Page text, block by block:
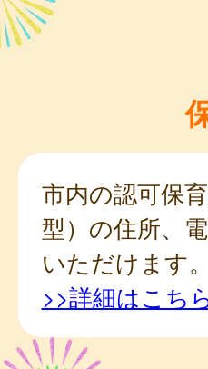
市内の認可保
型）の住所、
いただけます。
>>詳細はこち